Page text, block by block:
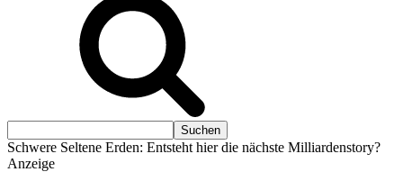
Schwere Seltene Erden: Entsteht hier die nächste Milliardenstory?
Anzeige